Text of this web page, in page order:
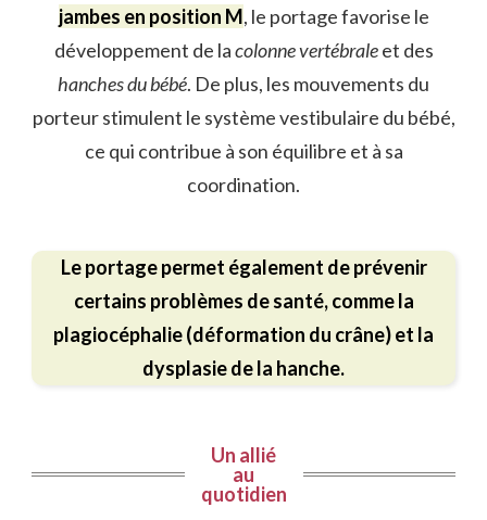
jambes en position M, le portage favorise le
développement de lacolonne vertébraleet des
hanches du bébé. De plus, les mouvements du
porteur stimulent le système vestibulaire du bébé,
ce qui contribue à son équilibre et à sa
coordination.
Le portage permet également de prévenir
certains problèmes de santé, comme la
plagiocéphalie (déformation du crâne) et la
dysplasie de la hanche.
Un allié
au
quotidien